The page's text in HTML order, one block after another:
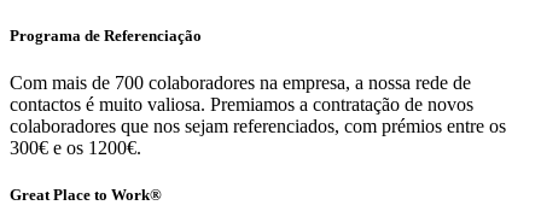
Programa de Referenciação
Com mais de 700 colaboradores na empresa, a nossa rede de
contactos é muito valiosa. Premiamos a contratação de novos
colaboradores que nos sejam referenciados, com prémios entre os
300€ e os 1200€.
Great Place to Work®